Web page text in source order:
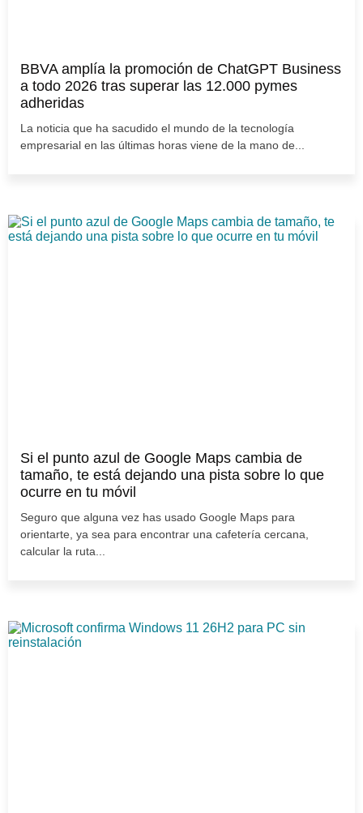
BBVA amplía la promoción de ChatGPT Business
a todo 2026 tras superar las 12.000 pymes
adheridas
La noticia que ha sacudido el mundo de la tecnología
empresarial en las últimas horas viene de la mano de...
Si el punto azul de Google Maps cambia de
tamaño, te está dejando una pista sobre lo que
ocurre en tu móvil
Seguro que alguna vez has usado Google Maps para
orientarte, ya sea para encontrar una cafetería cercana,
calcular la ruta...